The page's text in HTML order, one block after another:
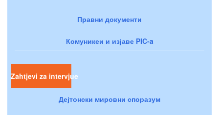
Правни документи
Комуникеи и изјаве PIC-a
Zahtjevi za intervjue
Дејтонски мировни споразум